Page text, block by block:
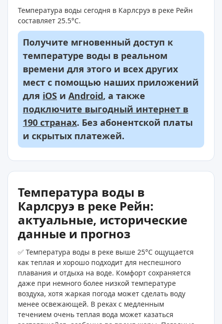
Температура воды сегодня в Карлсруэ в реке Рейн
составляет 25.5°C.
Получите мгновенный доступ к
температуре воды в реальном
времени для этого и всех других
мест с помощью наших приложений
для iOS и Android, а также
подключите выгодный интернет в
190 странах. Без абонентской платы
и скрытых платежей.
Температура воды в
Карлсруэ в реке Рейн:
актуальные, исторические
данные и прогноз
✅ Температура воды в реке выше 25°C ощущается
как теплая и хорошо подходит для неспешного
плавания и отдыха на воде. Комфорт сохраняется
даже при немного более низкой температуре
воздуха, хотя жаркая погода может сделать воду
менее освежающей. В реках с медленным
течением очень теплая вода может казаться